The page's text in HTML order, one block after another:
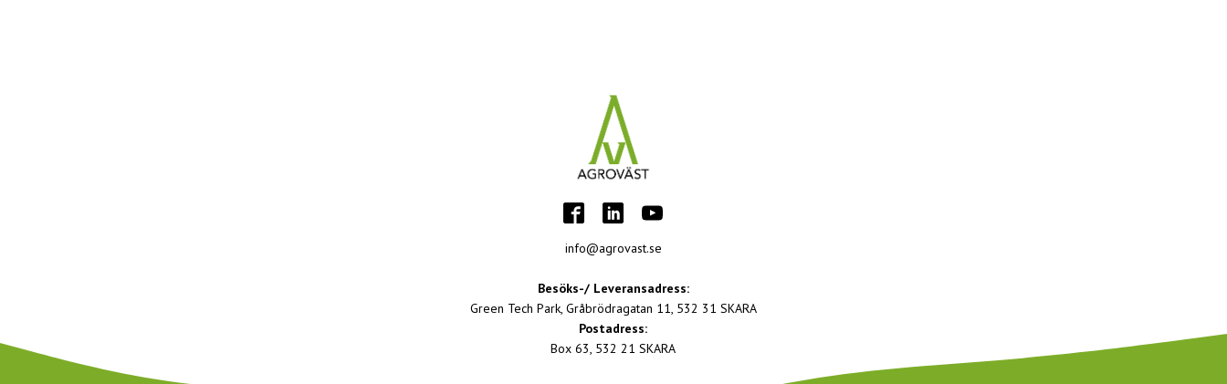
info@agrovast.se
Besöks-/ Leveransadress:
Green Tech Park, Gråbrödragatan 11, 532 31 SKARA
Postadress:
Box 63, 532 21 SKARA